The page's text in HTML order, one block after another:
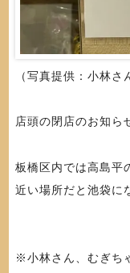
（写真提供：小林さ
店頭の閉店のお知ら
板橋区内では高島平
近い場所だと池袋に
※小林さん、むぎち